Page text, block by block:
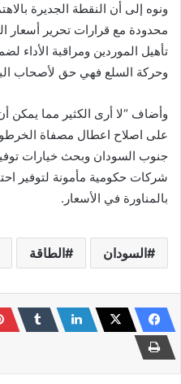
ونوه إلى أن النقطة الجديرة
محدودة مع قرارات تحرير أسعار
تأهيل الموردين ومراقبة الأداء
وحركة السلع فهي حق لأصحاب
وأضاف “لا أرى الكثير مما يمكن أن
على اصلاح اعطال مصفاة
جنوب السودان وبحث خيارات
شركات حكومية مأمونة لتوفير
بالمناورة في الأسعار.
السودان الطاقة